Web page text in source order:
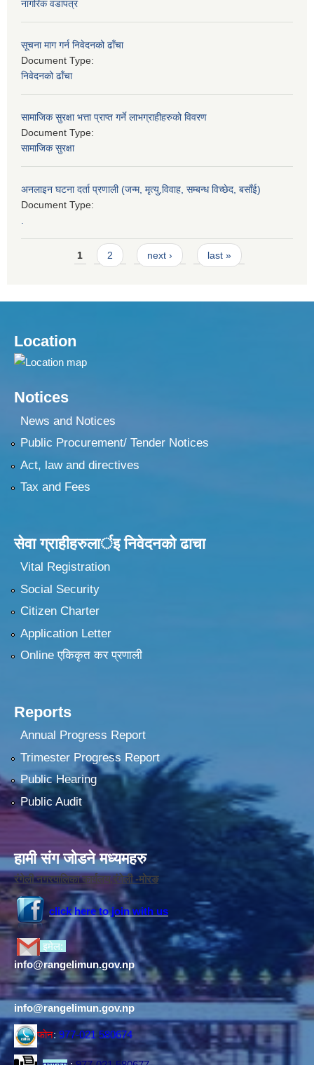
नागरिक वडापत्र
सूचना माग गर्न निवेदनको ढाँचा
Document Type:
निवेदनको ढाँचा
सामाजिक सुरक्षा भत्ता प्राप्त गर्ने लाभग्राहीहरुको विवरण
Document Type:
सामाजिक सुरक्षा
अनलाइन घटना दर्ता प्रणाली (जन्म, मृत्यु,विवाह, सम्बन्ध विच्छेद, बसाँई)
Document Type:
Pages1 2 next › last »
Location
Notices
News and Notices
Public Procurement/ Tender Notices
Act, law and directives
Tax and Fees
सेवा ग्राहीहरुलार्इ निवेदनकाे ढा‍चा
Vital Registration
Social Security
Citizen Charter
Application Letter
Online एकिकृत कर प्रणाली
Reports
Annual Progress Report
Trimester Progress Report
Public Hearing
Public Audit
हामी संग जोडने मध्यमहरु
रंगेली नगरपालिका कार्यलय,रंगेली -मोरङ
click here to join with us
इमेल:
info@rangelimun.gov.np
info@rangelimun.gov.np
फोन: 977-021 580674